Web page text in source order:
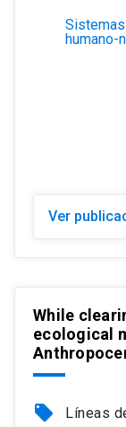
humano-
Ver
While
ecological
local_offer Líneas